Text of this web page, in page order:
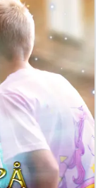
kan du
Jokela. De
Siri: Rebecka
Beatrice
Saga
Stella Laine
Lukka,
Thottungal.
är: Barbro